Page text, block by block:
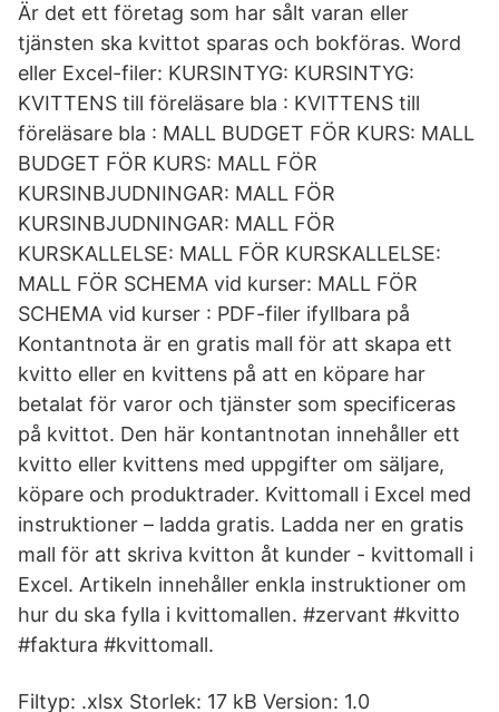
Är det ett företag som har sålt varan eller
tjänsten ska kvittot sparas och bokföras. Word
eller Excel-filer: KURSINTYG: KURSINTYG:
KVITTENS till föreläsare bla : KVITTENS till
föreläsare bla : MALL BUDGET FÖR KURS: MALL
BUDGET FÖR KURS: MALL FÖR
KURSINBJUDNINGAR: MALL FÖR
KURSINBJUDNINGAR: MALL FÖR
KURSKALLELSE: MALL FÖR KURSKALLELSE:
MALL FÖR SCHEMA vid kurser: MALL FÖR
SCHEMA vid kurser : PDF-filer ifyllbara på
Kontantnota är en gratis mall för att skapa ett
kvitto eller en kvittens på att en köpare har
betalat för varor och tjänster som specificeras
på kvittot. Den här kontantnotan innehåller ett
kvitto eller kvittens med uppgifter om säljare,
köpare och produktrader. Kvittomall i Excel med
instruktioner – ladda gratis. Ladda ner en gratis
mall för att skriva kvitton åt kunder - kvittomall i
Excel. Artikeln innehåller enkla instruktioner om
hur du ska fylla i kvittomallen. #zervant #kvitto
#faktura #kvittomall.
Filtyp: .xlsx Storlek: 17 kB Version: 1.0